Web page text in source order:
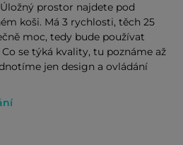
prostor najdete pod
koši. Má 3 rychlosti, těch 25
moc, tedy bude používat
se týká kvality, tu poznáme až
jen design a ovládání